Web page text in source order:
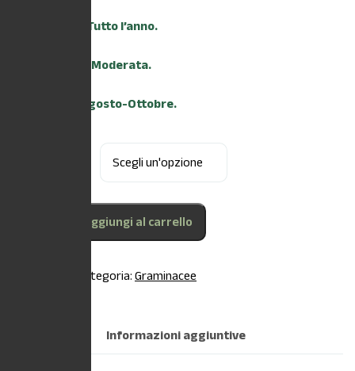
Tutto l’anno.
Moderata.
Agosto-Ottobre.
Aggiungi al carrello
Categoria:Graminacee
Informazioni aggiuntive